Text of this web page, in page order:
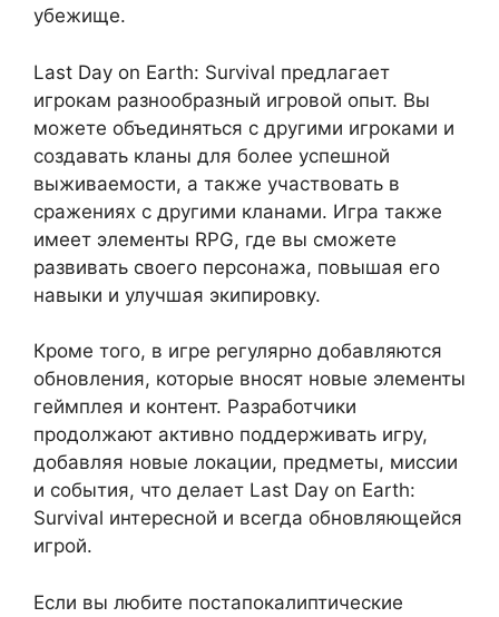
убежище.
Last Day on Earth: Survival предлагает
игрокам разнообразный игровой опыт. Вы
можете объединяться с другими игроками и
создавать кланы для более успешной
выживаемости, а также участвовать в
сражениях с другими кланами. Игра также
имеет элементы RPG, где вы сможете
развивать своего персонажа, повышая его
навыки и улучшая экипировку.
Кроме того, в игре регулярно добавляются
обновления, которые вносят новые элементы
геймплея и контент. Разработчики
продолжают активно поддерживать игру,
добавляя новые локации, предметы, миссии
и события, что делает Last Day on Earth:
Survival интересной и всегда обновляющейся
игрой.
Если вы любите постапокалиптические